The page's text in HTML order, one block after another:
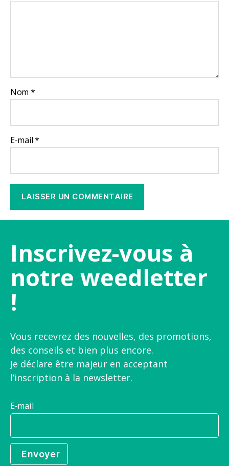
Nom *
E-mail*
Inscrivez-vous à
notre weedletter
!
Vous recevrez des nouvelles, des promotions,
des conseils et bien plus encore.
Je déclare être majeur en acceptant
l’inscription à la newsletter.
E-mail